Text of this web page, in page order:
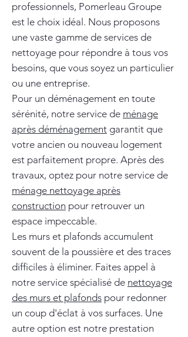
professionnels, Pomerleau Groupe
est le choix idéal. Nous proposons
une vaste gamme de services de
nettoyage pour répondre à tous vos
besoins, que vous soyez un particulier
ou une entreprise.
Pour un déménagement en toute
sérénité, notre service de ménage
après déménagement garantit que
votre ancien ou nouveau logement
est parfaitement propre. Après des
travaux, optez pour notre service de
ménage nettoyage après
construction pour retrouver un
espace impeccable.
Les murs et plafonds accumulent
souvent de la poussière et des traces
difficiles à éliminer. Faites appel à
notre service spécialisé de nettoyage
des murs et plafonds pour redonner
un coup d'éclat à vos surfaces. Une
autre option est notre prestation